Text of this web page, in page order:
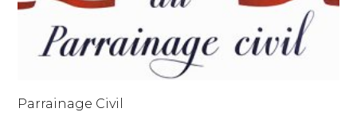
Parrainage Civil